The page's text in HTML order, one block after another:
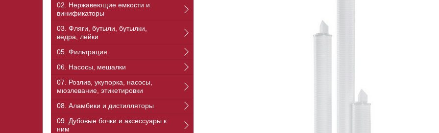
02. Нержавеющие емкости и
винификаторы
03. Фляги, бутыли, бутылки,
ведра, лейки
05. Фильтрация
06. Насосы, мешалки
07. Розлив, укупорка, насосы,
мюзлевание, этикетировки
08. Аламбики и дистилляторы
09. Дубовые бочки и аксессуары к
ним